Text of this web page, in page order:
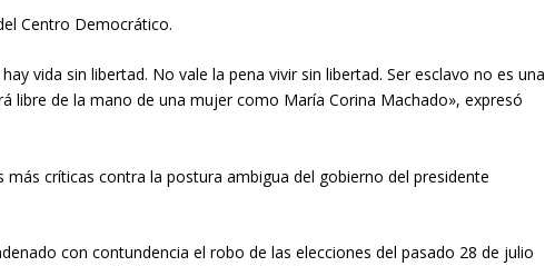
Centro Democrático.
vida sin libertad. No vale la pena vivir sin libertad. Ser esclavo no es una
libre de la mano de una mujer como María Corina Machado», expresó
críticas contra la postura ambigua del gobierno del presidente
con contundencia el robo de las elecciones del pasado 28 de julio